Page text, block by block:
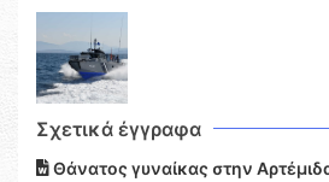
Σχετικά έγγραφα
Θάνατος γυναίκας στην